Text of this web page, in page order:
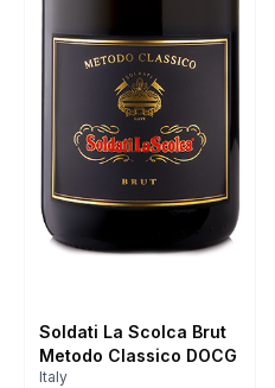
Soldati La Scolca Brut
Metodo Classico DOCG
Italy